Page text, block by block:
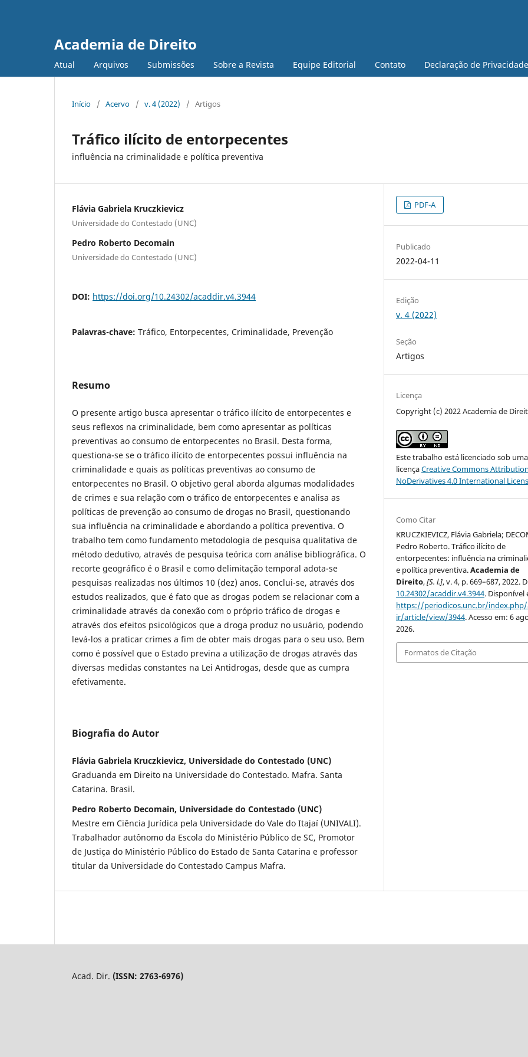
Academia de Direito
Atual Arquivos Submissões Sobre a Revista Equipe Editorial Contato Declaração de Privacidade
Início / Acervo / v. 4 (2022) / Artigos
Tráfico ilícito de entorpecentes
influência na criminalidade e política preventiva
Flávia Gabriela Kruczkievicz
Universidade do Contestado (UNC)
Pedro Roberto Decomain
Universidade do Contestado (UNC)
DOI: https://doi.org/10.24302/acaddir.v4.3944
Palavras-chave: Tráfico, Entorpecentes, Criminalidade, Prevenção
Resumo
O presente artigo busca apresentar o tráfico ilícito de entorpecentes e
seus reflexos na criminalidade, bem como apresentar as políticas
preventivas ao consumo de entorpecentes no Brasil. Desta forma,
questiona-se se o tráfico ilícito de entorpecentes possui influência na
criminalidade e quais as políticas preventivas ao consumo de
entorpecentes no Brasil. O objetivo geral aborda algumas modalidades
de crimes e sua relação com o tráfico de entorpecentes e analisa as
políticas de prevenção ao consumo de drogas no Brasil, questionando
sua influência na criminalidade e abordando a política preventiva. O
trabalho tem como fundamento metodologia de pesquisa qualitativa de
método dedutivo, através de pesquisa teórica com análise bibliográfica. O
recorte geográfico é o Brasil e como delimitação temporal adota-se
pesquisas realizadas nos últimos 10 (dez) anos. Conclui-se, através dos
estudos realizados, que é fato que as drogas podem se relacionar com a
criminalidade através da conexão com o próprio tráfico de drogas e
através dos efeitos psicológicos que a droga produz no usuário, podendo
levá-los a praticar crimes a fim de obter mais drogas para o seu uso. Bem
como é possível que o Estado previna a utilização de drogas através das
diversas medidas constantes na Lei Antidrogas, desde que as cumpra
efetivamente.
Biografia do Autor
Flávia Gabriela Kruczkievicz, Universidade do Contestado (UNC)
Graduanda em Direito na Universidade do Contestado. Mafra. Santa
Catarina. Brasil.
Pedro Roberto Decomain, Universidade do Contestado (UNC)
Mestre em Ciência Jurídica pela Universidade do Vale do Itajaí (UNIVALI).
Trabalhador autônomo da Escola do Ministério Público de SC, Promotor
de Justiça do Ministério Público do Estado de Santa Catarina e professor
titular da Universidade do Contestado Campus Mafra.
PDF-A
Publicado
2022-04-11
Edição
v. 4 (2022)
Seção
Artigos
Licença
Copyright (c) 2022 Academia de
Este trabalho está licenciado sob uma
licençaCreative Commons
NoDerivatives 4.0 International
Como Citar
KRUCZKIEVICZ, Flávia Gabriela;
Pedro Roberto. Tráfico ilícito de
entorpecentes: influência na
e política preventiva.Academia de
Direito,[S. l.], v. 4, p. 669–687, 2022.
10.24302/acaddir.v4.3944. Disponível
https://periodicos.unc.br/index.php/
ir/article/view/3944. Acesso em: 6
2026.
Formatos de Citação
Acad. Dir. (ISSN: 2763-6976)